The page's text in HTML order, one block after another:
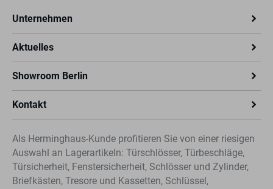
Unternehmen
Aktuelles
Showroom Berlin
Kontakt
Als Herminghaus-Kunde profitieren Sie von einer riesigen
Auswahl an Lagerartikeln: Türschlösser, Türbeschläge,
Türsicherheit, Fenstersicherheit, Schlösser und Zylinder,
Briefkästen, Tresore und Kassetten, Schlüssel,